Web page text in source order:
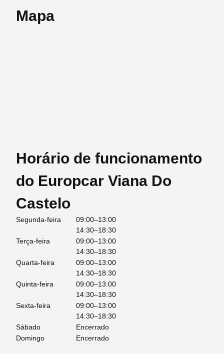
Mapa
Horário de funcionamento
do Europcar Viana Do
Castelo
Segunda-feira
09:00–13:00
14:30–18:30
Terça-feira
09:00–13:00
14:30–18:30
Quarta-feira
09:00–13:00
14:30–18:30
Quinta-feira
09:00–13:00
14:30–18:30
Sexta-feira
09:00–13:00
14:30–18:30
Sábado
Encerrado
Domingo
Encerrado